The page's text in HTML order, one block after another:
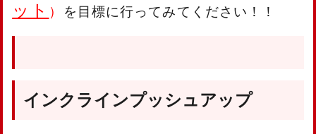
ット ） を目標に行ってみてください！！
インクラインプッシュアップ